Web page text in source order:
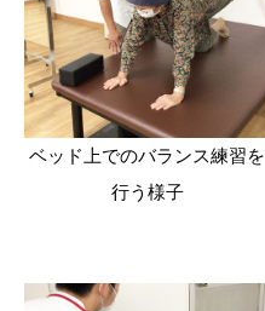
ベッド上でのバランス練習を
行う様子